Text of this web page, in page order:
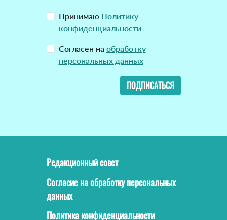
Принимаю Политику
конфиденциальности
Согласен на обработку
персональных данных
ПОДПИСАТЬСЯ
Редакционный совет
Согласие на обработку персональных
данных
Политика конфиденциальности